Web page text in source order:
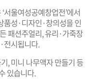
서울여성공예창업전’에서
품성·디자인·창의성을 인
패션주얼리, 유리·가죽장
전시됩니다.
, 미니 나무액자 만들기 등
있습니다.